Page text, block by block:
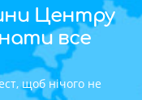
Центру
все
щоб нічого не